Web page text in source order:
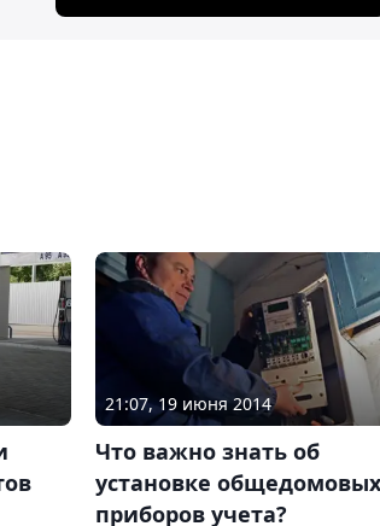
21:07, 19 июня 2014
Что важно знать об
установке общедомовых
приборов учета?